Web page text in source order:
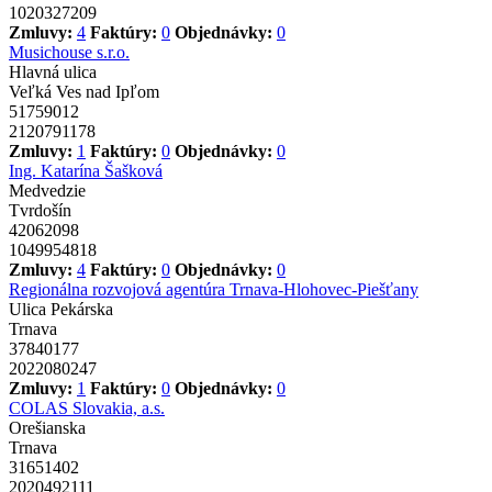
1020327209
Zmluvy: 4 Faktúry: 0 Objednávky: 0
Musichouse s.r.o.
Hlavná ulica
Veľká Ves nad Ipľom
51759012
2120791178
Zmluvy: 1 Faktúry: 0 Objednávky: 0
Ing. Katarína Šašková
Medvedzie
Tvrdošín
42062098
1049954818
Zmluvy: 4 Faktúry: 0 Objednávky: 0
Regionálna rozvojová agentúra Trnava-Hlohovec-Piešťany
Ulica Pekárska
Trnava
37840177
2022080247
Zmluvy: 1 Faktúry: 0 Objednávky: 0
COLAS Slovakia, a.s.
Orešianska
Trnava
31651402
2020492111